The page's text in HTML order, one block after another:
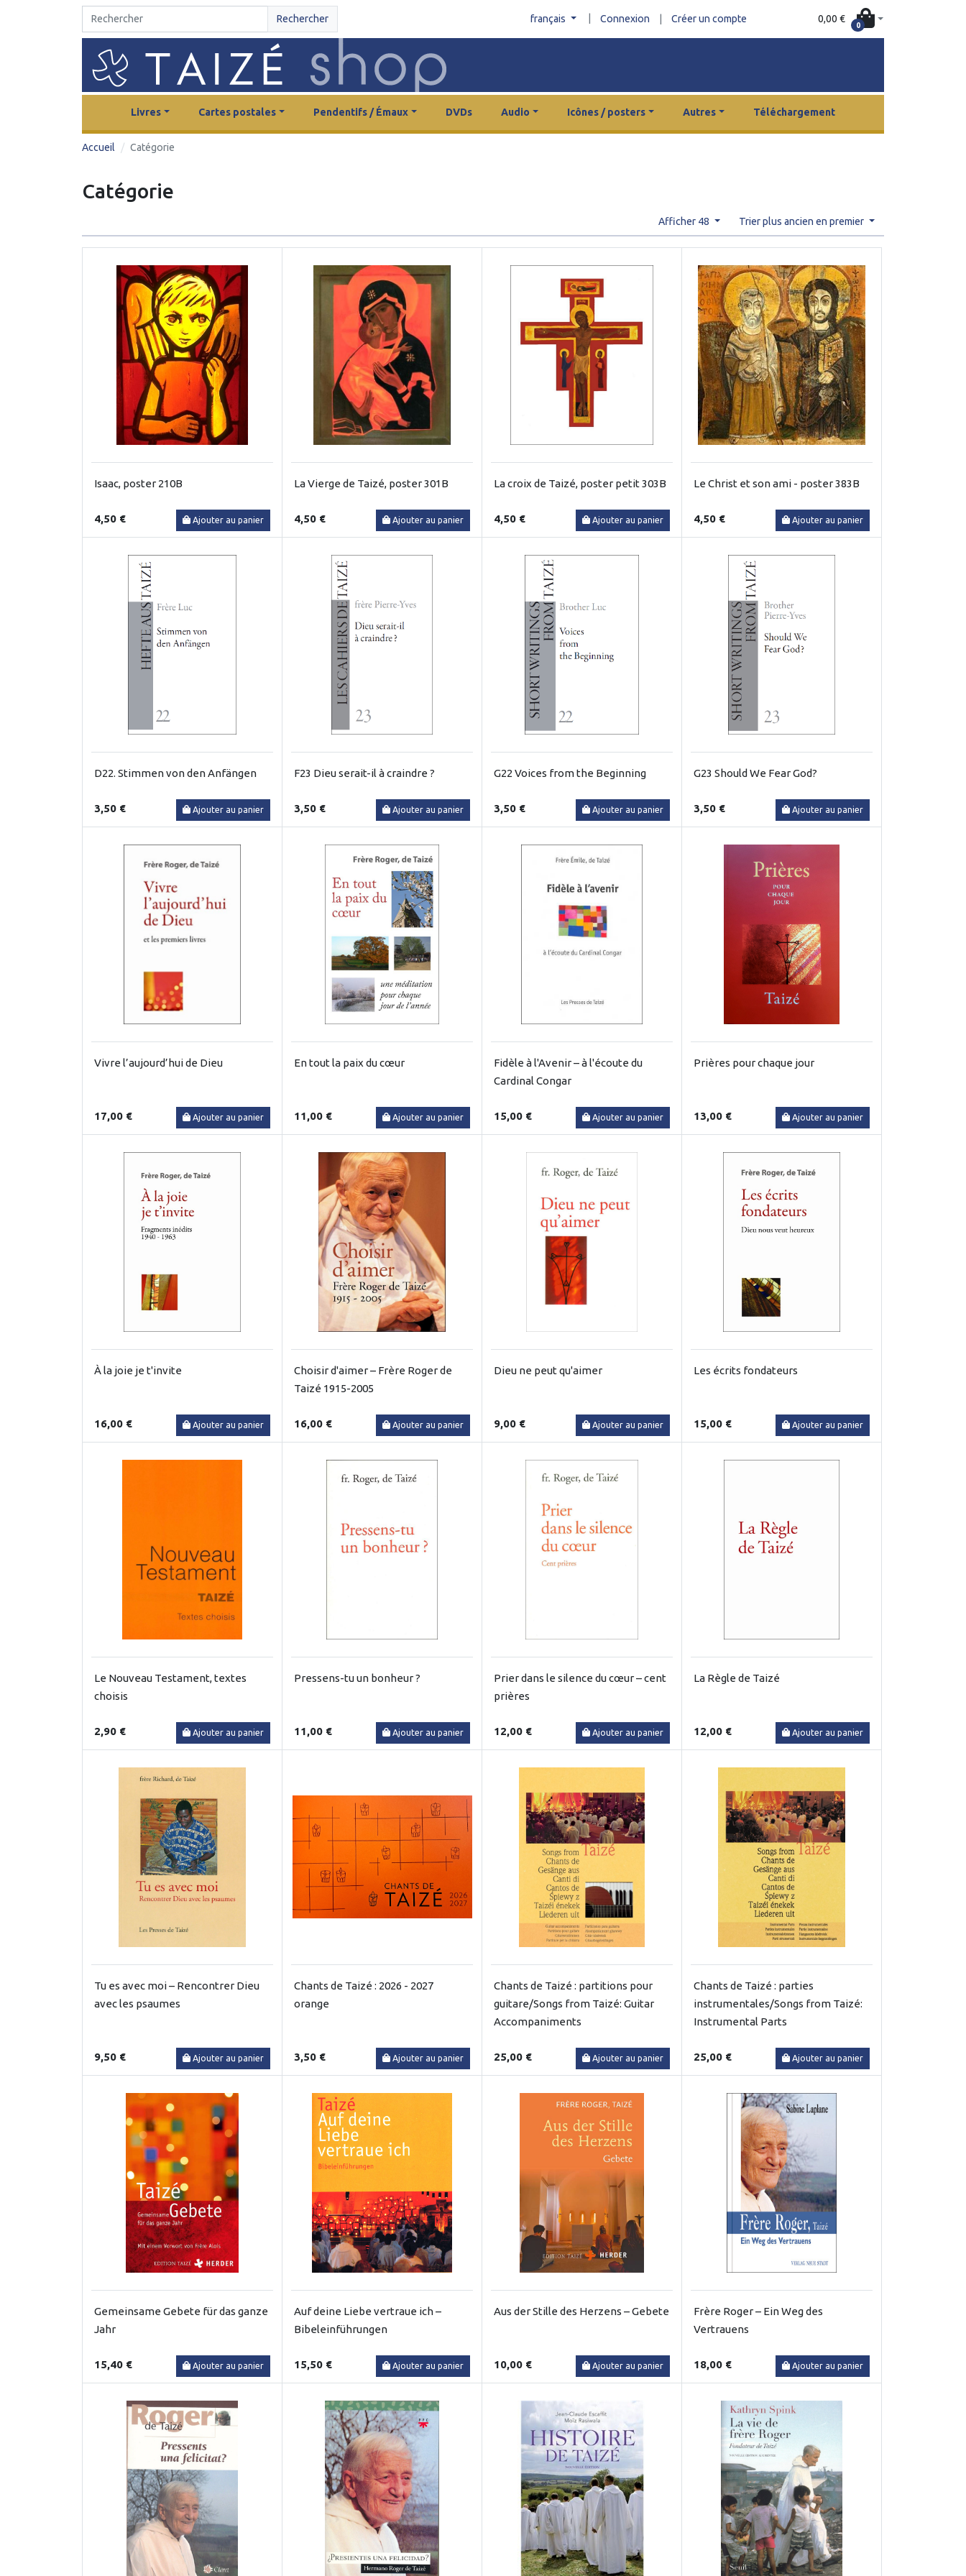
Rechercher français Connexion Créer un compte 0,00 €
0
Livres Cartes postales Pendentifs / Émaux DVDs Audio Icônes / posters Autres Téléchargement
Accueil Catégorie
Catégorie
Afficher 48 Trier plus ancien en premier
Isaac, poster 210B
4,50 € Ajouter au panier
La Vierge de Taizé, poster 301B
4,50 € Ajouter au panier
La croix de Taizé, poster petit 303B
4,50 € Ajouter au panier
Le Christ et son ami - poster 383B
4,50 € Ajouter au panier
D22. Stimmen von den Anfängen
3,50 € Ajouter au panier
F23 Dieu serait-il à craindre ?
3,50 € Ajouter au panier
G22 Voices from the Beginning
3,50 € Ajouter au panier
G23 Should We Fear God?
3,50 € Ajouter au panier
Vivre l’aujourd’hui de Dieu
17,00 € Ajouter au panier
En tout la paix du cœur
11,00 € Ajouter au panier
Fidèle à l'Avenir – à l'écoute du
Cardinal Congar
15,00 € Ajouter au panier
Prières pour chaque jour
13,00 € Ajouter au panier
À la joie je t'invite
16,00 € Ajouter au panier
Choisir d'aimer – Frère Roger de
Taizé 1915-2005
16,00 € Ajouter au panier
Dieu ne peut qu'aimer
9,00 € Ajouter au panier
Les écrits fondateurs
15,00 € Ajouter au panier
Le Nouveau Testament, textes
choisis
2,90 € Ajouter au panier
Pressens-tu un bonheur ?
11,00 € Ajouter au panier
Prier dans le silence du cœur – cent
prières
12,00 € Ajouter au panier
La Règle de Taizé
12,00 € Ajouter au panier
Tu es avec moi – Rencontrer Dieu
avec les psaumes
9,50 € Ajouter au panier
Chants de Taizé : 2026 - 2027
orange
3,50 € Ajouter au panier
Chants de Taizé : partitions pour
guitare/Songs from Taizé: Guitar
Accompaniments
25,00 € Ajouter au panier
Chants de Taizé : parties
instrumentales/Songs from Taizé:
Instrumental Parts
25,00 € Ajouter au panier
Gemeinsame Gebete für das ganze
Jahr
15,40 € Ajouter au panier
Auf deine Liebe vertraue ich –
Bibeleinführungen
15,50 € Ajouter au panier
Aus der Stille des Herzens – Gebete
10,00 € Ajouter au panier
Frère Roger – Ein Weg des
Vertrauens
18,00 € Ajouter au panier